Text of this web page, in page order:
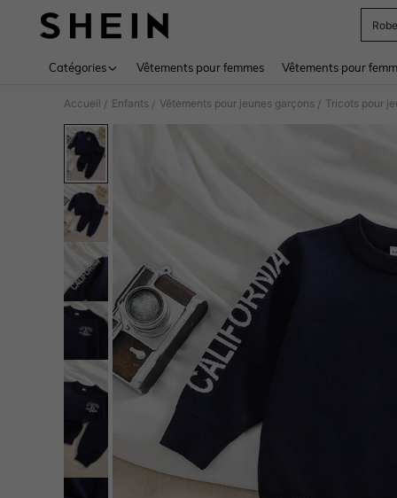
Robe
Catégories Vêtements pour femmes Vêtements pour
Accueil / Enfants / Vêtements pour jeunes garçons / Tricots pour